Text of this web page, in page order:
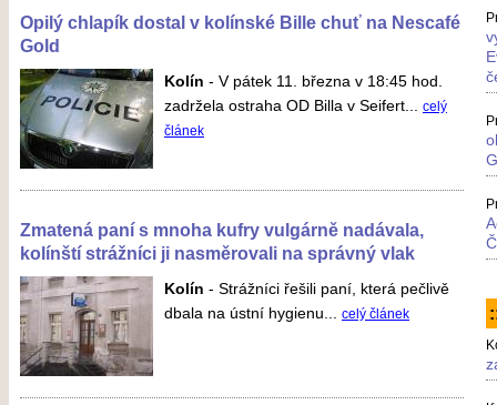
Opilý chlapík dostal v kolínské Bille chuť na Nescafé
Gold
Kolín - V pátek 11. března v 18:45 hod.
zadržela ostraha OD Billa v Seifert... celý
článek
Zmatená paní s mnoha kufry vulgárně nadávala,
kolínští strážníci ji nasměrovali na správný vlak
Kolín - Strážníci řešili paní, která pečlivě
dbala na ústní hygienu... celý článek